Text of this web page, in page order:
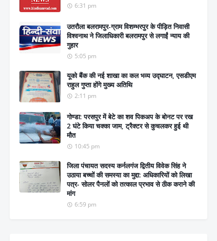
6:31 pm
उतरौला बलरामपुर-ग्राम विशम्भरपुर के पीड़ित निवासी
विश्वनाथ ने जिलाधिकारी बलरामपुर से लगाईं न्याय की
गुहार
5:05 pm
यूको बैंक की नई शाखा का कल भव्य उद्घाटन, एसडीएम
राहुल गुप्ता होंगे मुख्य अतिथि
2:11 pm
गोण्डा: परसपुर में बेटे का शव पिकअप के बोनट पर रख
2 घंटे किया चक्का जाम, ट्रैक्टर से कुचलकर हुई थी
मौत
10:45 pm
जिला पंचायत सदस्य कर्नलगंज द्वितीय विवेक सिंह ने
उठाया बच्चों की समस्या का मुद्दा: अधिकारियों को लिखा
पत्र- सोलर पैनलों को तत्काल प्रभाव से ठीक कराने की
मांग
6:59 pm